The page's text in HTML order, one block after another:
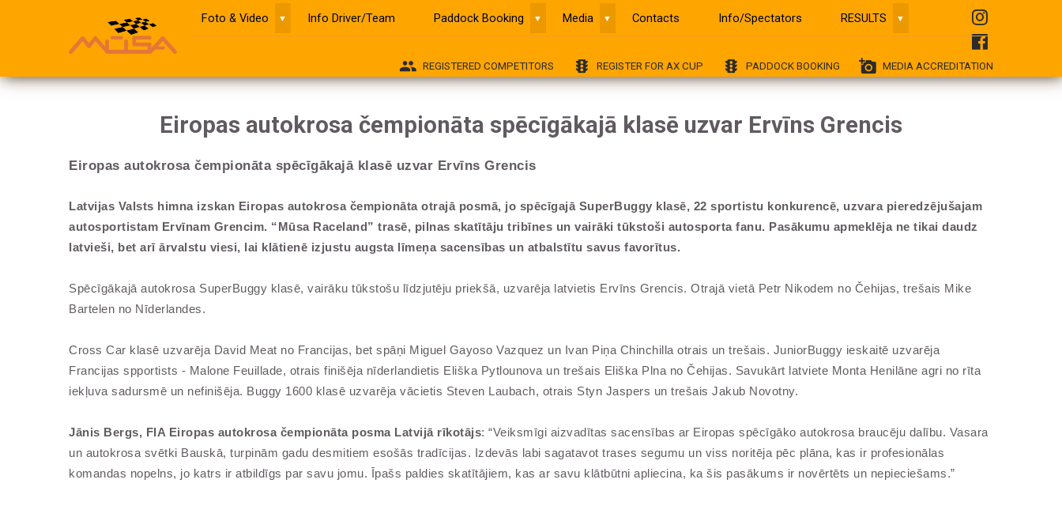
Foto & Video ▼ Info Driver/Team Paddock Booking ▼ Media ▼ Contacts Info/Spectators RESULTS ▼
add_a_photo MEDIA ACCREDITATION
traffic PADDOCK BOOKING
traffic REGISTER FOR AX CUP
group REGISTERED COMPETITORS
Eiropas autokrosa čempionāta spēcīgākajā klasē uzvar Ervīns Grencis
Eiropas autokrosa čempionāta spēcīgākajā klasē uzvar Ervīns Grencis
Latvijas Valsts himna izskan Eiropas autokrosa čempionāta otrajā posmā, jo spēcīgajā SuperBuggy klasē, 22 sportistu konkurencē, uzvara pieredzējušajam
autosportistam Ervīnam Grencim. “Mūsa Raceland” trasē, pilnas skatītāju tribīnes un vairāki tūkstoši autosporta fanu. Pasākumu apmeklēja ne tikai daudz
latvieši, bet arī ārvalstu viesi, lai klātienē izjustu augsta līmeņa sacensības un atbalstītu savus favorītus.
Spēcīgākajā autokrosa SuperBuggy klasē, vairāku tūkstošu līdzjutēju priekšā, uzvarēja latvietis Ervīns Grencis. Otrajā vietā Petr Nikodem no Čehijas, trešais Mike
Bartelen no Nīderlandes.
Cross Car klasē uzvarēja David Meat no Francijas, bet spāņi Miguel Gayoso Vazquez un Ivan Piņa Chinchilla otrais un trešais. JuniorBuggy ieskaitē uzvarēja
Francijas spportists - Malone Feuillade, otrais finišēja nīderlandietis Eliška Pytlounova un trešais Eliška Plna no Čehijas. Savukārt latviete Monta Henilāne agri no rīta
iekļuva sadursmē un nefinišēja. Buggy 1600 klasē uzvarēja vācietis Steven Laubach, otrais Styn Jaspers un trešais Jakub Novotny.
Jānis Bergs, FIA Eiropas autokrosa čempionāta posma Latvijā rīkotājs: “Veiksmīgi aizvadītas sacensības ar Eiropas spēcīgāko autokrosa braucēju dalību. Vasara
un autokrosa svētki Bauskā, turpinām gadu desmitiem esošās tradīcijas. Izdevās labi sagatavot trases segumu un viss noritēja pēc plāna, kas ir profesionālas
komandas nopelns, jo katrs ir atbildīgs par savu jomu. Īpašs paldies skatītājiem, kas ar savu klātbūtni apliecina, ka šis pasākums ir novērtēts un nepieciešams.”